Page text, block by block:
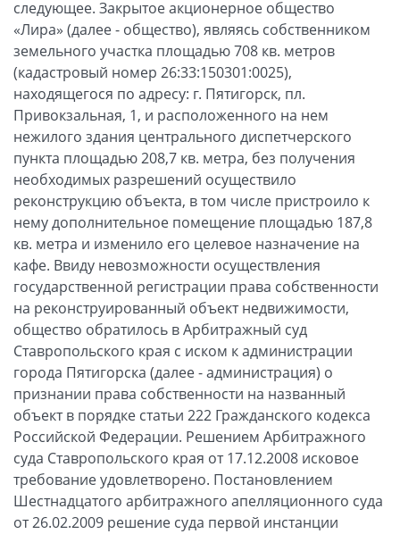
следующее. Закрытое акционерное общество
«Лира» (далее - общество), являясь собственником
земельного участка площадью 708 кв. метров
(кадастровый номер 26:33:150301:0025),
находящегося по адресу: г. Пятигорск, пл.
Привокзальная, 1, и расположенного на нем
нежилого здания центрального диспетчерского
пункта площадью 208,7 кв. метра, без получения
необходимых разрешений осуществило
реконструкцию объекта, в том числе пристроило к
нему дополнительное помещение площадью 187,8
кв. метра и изменило его целевое назначение на
кафе. Ввиду невозможности осуществления
государственной регистрации права собственности
на реконструированный объект недвижимости,
общество обратилось в Арбитражный суд
Ставропольского края с иском к администрации
города Пятигорска (далее - администрация) о
признании права собственности на названный
объект в порядке статьи 222 Гражданского кодекса
Российской Федерации. Решением Арбитражного
суда Ставропольского края от 17.12.2008 исковое
требование удовлетворено. Постановлением
Шестнадцатого арбитражного апелляционного суда
от 26.02.2009 решение суда первой инстанции